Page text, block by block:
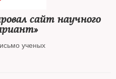
сайт научного
ученых